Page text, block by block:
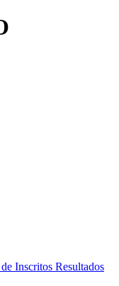
Inscritos Resultados